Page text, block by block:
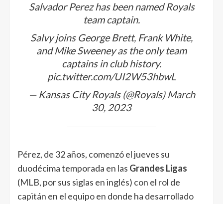
Salvador Perez has been named Royals
team captain.
Salvy joins George Brett, Frank White,
and Mike Sweeney as the only team
captains in club history.
pic.twitter.com/UI2W53hbwL
— Kansas City Royals (@Royals) March
30, 2023
Pérez, de 32 años, comenzó el jueves su
duodécima temporada en las Grandes Ligas
(MLB, por sus siglas en inglés) con el rol de
capitán en el equipo en donde ha desarrollado